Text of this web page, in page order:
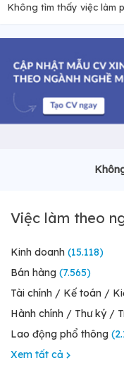
Không tìm thấy việc làm
Việc làm theo
Kinh doanh (15.118)
Bán hàng (7.565)
Tài chính / Kế toán /
Hành chính / Thư ký /
Lao động phổ thông
Xem tất cả